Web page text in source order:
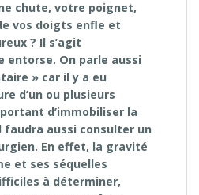
chute, votre poignet,
vos doigts enfle et
? Il s’agit
entorse. On parle aussi
» car il y a eu
d’un ou plusieurs
d’immobiliser la
faudra aussi consulter un
En effet, la gravité
et ses séquelles
à déterminer,